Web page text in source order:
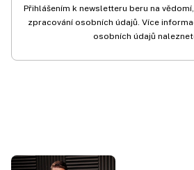
Přihlášením k newsletteru beru na
zpracování osobních údajů. Více
osobních údajů